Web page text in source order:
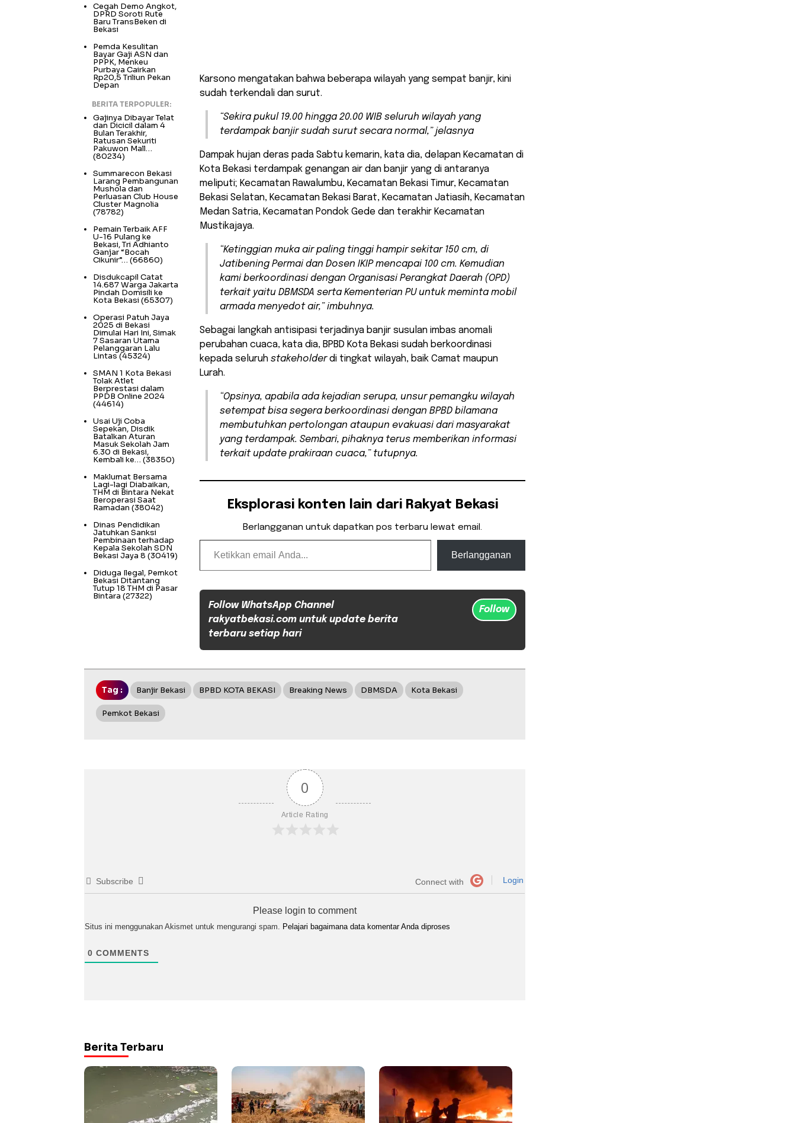
Karsono mengatakan bahwa beberapa wilayah yang sempat banjir, kini
sudah terkendali dan surut.
“Sekira pukul 19.00 hingga 20.00 WIB seluruh wilayah yang
terdampak banjir sudah surut secara normal,” jelasnya
Dampak hujan deras pada Sabtu kemarin, kata dia, delapan Kecamatan di
Kota Bekasi terdampak genangan air dan banjir yang di antaranya
meliputi; Kecamatan Rawalumbu, Kecamatan Bekasi Timur, Kecamatan
Bekasi Selatan, Kecamatan Bekasi Barat, Kecamatan Jatiasih, Kecamatan
Medan Satria, Kecamatan Pondok Gede dan terakhir Kecamatan
Mustikajaya.
“Ketinggian muka air paling tinggi hampir sekitar 150 cm, di
Jatibening Permai dan Dosen IKIP mencapai 100 cm. Kemudian
kami berkoordinasi dengan Organisasi Perangkat Daerah (OPD)
terkait yaitu DBMSDA serta Kementerian PU untuk meminta mobil
armada menyedot air,” imbuhnya.
Sebagai langkah antisipasi terjadinya banjir susulan imbas anomali
perubahan cuaca, kata dia, BPBD Kota Bekasi sudah berkoordinasi
kepada seluruh stakeholderdi tingkat wilayah, baik Camat maupun
Lurah.
“Opsinya, apabila ada kejadian serupa, unsur pemangku wilayah
setempat bisa segera berkoordinasi dengan BPBD bilamana
membutuhkan pertolongan ataupun evakuasi dari masyarakat
yang terdampak. Sembari, pihaknya terus memberikan informasi
terkait update prakiraan cuaca,” tutupnya.
Eksplorasi konten lain dari Rakyat Bekasi
Berlangganan untuk dapatkan pos terbaru lewat email.
Ketikkan email Anda...
Berlangganan
Follow WhatsApp Channel
rakyatbekasi.com untuk update berita
terbaru setiap hari
Follow
Cegah Demo Angkot,
DPRD Soroti Rute
Baru TransBeken di
Bekasi
Pemda Kesulitan
Bayar Gaji ASN dan
PPPK, Menkeu
Purbaya Cairkan
Rp20,5 Triliun Pekan
Depan
BERITA TERPOPULER:
Gajinya Dibayar Telat
dan Dicicil dalam 4
Bulan Terakhir,
Ratusan Sekuriti
Pakuwon Mall…
(80234)
Summarecon Bekasi
Larang Pembangunan
Mushola dan
Perluasan Club House
Cluster Magnolia
(78782)
Pemain Terbaik AFF
U-16 Pulang ke
Bekasi, Tri Adhianto
Ganjar “Bocah
Cikunir”… (66860)
Disdukcapil Catat
14.687 Warga Jakarta
Pindah Domisili ke
Kota Bekasi (65307)
Operasi Patuh Jaya
2025 di Bekasi
Dimulai Hari Ini, Simak
7 Sasaran Utama
Pelanggaran Lalu
Lintas(45324)
SMAN 1 Kota Bekasi
Tolak Atlet
Berprestasi dalam
PPDB Online 2024
(44614)
Usai Uji Coba
Sepekan, Disdik
Batalkan Aturan
Masuk Sekolah Jam
6.30 di Bekasi,
Kembali ke… (38350)
Maklumat Bersama
Lagi-lagi Diabaikan,
THM di Bintara Nekat
Beroperasi Saat
Ramadan (38042)
Dinas Pendidikan
Jatuhkan Sanksi
Pembinaan terhadap
Kepala Sekolah SDN
Bekasi Jaya 8 (30419)
Diduga Ilegal, Pemkot
Bekasi Ditantang
Tutup 18 THM di Pasar
Bintara (27322)
Tag : Banjir Bekasi BPBD KOTA BEKASI Breaking News DBMSDA Kota Bekasi
Pemkot Bekasi
0
Article Rating
Subscribe Connect with Login
Please login to comment
Situs ini menggunakan Akismet untuk mengurangi spam. Pelajari bagaimana data komentar Anda diproses
0 COMMENTS
Berita Terbaru